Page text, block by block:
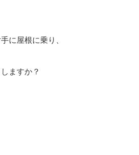
に屋根に乗り、
ますか？